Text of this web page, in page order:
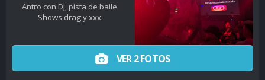
Antro con DJ, pista de baile.
Shows drag y xxx.
VER 2 FOTOS